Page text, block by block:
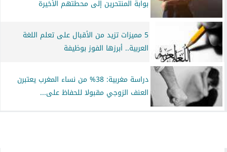
بوابة المنتحرين إلى محطتهم الأخيرة
5 مميزات تزيد من الأقبال على تعلم اللغة
العربية.. أبرزها الفوز بوظيفة
دراسة مغربية: 38% من نساء المغرب يعتبرن
العنف الزوجي مقبولا للحفاظ على...